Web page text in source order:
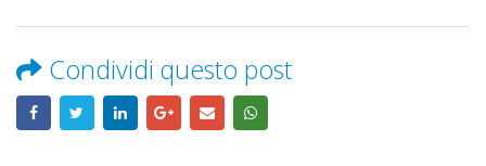
Condividi questo post